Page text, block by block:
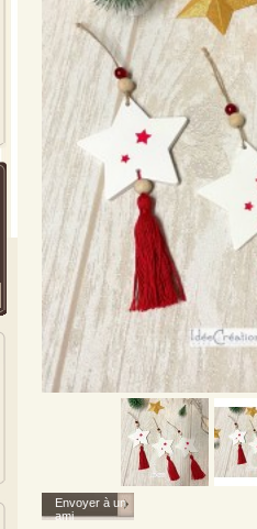
Envoyer à un
ami